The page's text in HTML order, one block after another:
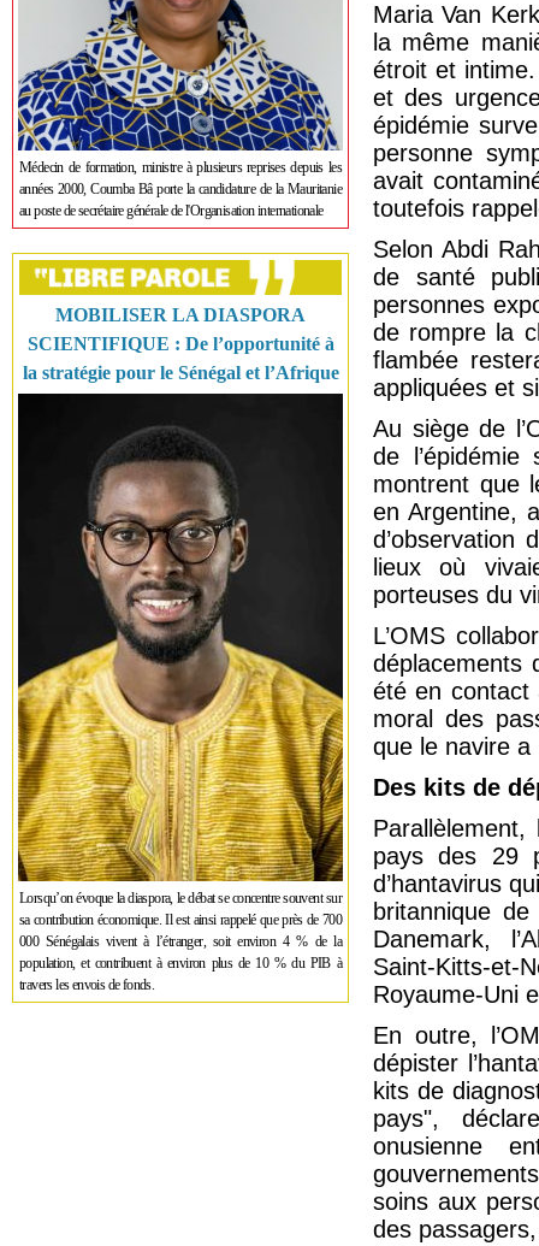
Médecin de formation, ministre à plusieurs reprises depuis les
années 2000, Coumba Bâ porte la candidature de la Mauritanie
au poste de secrétaire générale de l'Organisation internationale
MOBILISER LA DIASPORA
SCIENTIFIQUE : De l’opportunité à
la stratégie pour le Sénégal et l’Afrique
Lorsqu’on évoque la diaspora, le débat se concentre souvent sur
sa contribution économique. Il est ainsi rappelé que près de 700
000 Sénégalais vivent à l’étranger, soit environ 4 % de la
population, et contribuent à environ plus de 10 % du PIB à
travers les envois de fonds.
Maria Van
la même
étroit et
et des
épidémie
personne
avait
toutefois
Selon Abdi
de santé
personnes
de rompre la
flambée
appliquées et
Au siège de
de
montrent que
en Argentine,
d’observation
lieux où
porteuses du
L’OMS
déplacements
été en contact
moral des
que le navire a
Des kits de
pays des 29
d’hantavirus
britannique
Danemark,
Saint-Kitts-et-
Royaume-Uni
En outre,
dépister
kits de
pays",
onusienne
soins aux
des